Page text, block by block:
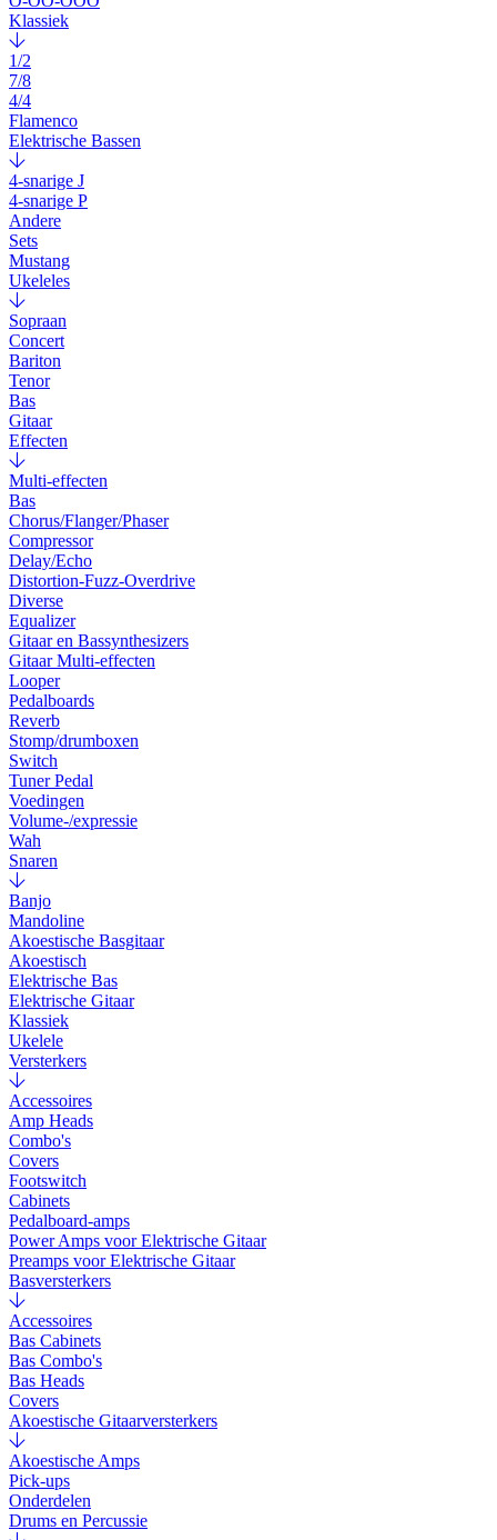
Klassiek
1/2
7/8
4/4
Flamenco
Elektrische Bassen
4-snarige J
4-snarige P
Andere
Sets
Mustang
Ukeleles
Sopraan
Concert
Bariton
Tenor
Bas
Gitaar
Effecten
Multi-effecten
Bas
Chorus/Flanger/Phaser
Compressor
Delay/Echo
Distortion-Fuzz-Overdrive
Diverse
Equalizer
Gitaar en Bassynthesizers
Gitaar Multi-effecten
Looper
Pedalboards
Reverb
Stomp/drumboxen
Switch
Tuner Pedal
Voedingen
Volume-/expressie
Wah
Snaren
Banjo
Mandoline
Akoestische Basgitaar
Akoestisch
Elektrische Bas
Elektrische Gitaar
Klassiek
Ukelele
Versterkers
Accessoires
Amp Heads
Combo's
Covers
Footswitch
Cabinets
Pedalboard-amps
Power Amps voor Elektrische Gitaar
Preamps voor Elektrische Gitaar
Basversterkers
Accessoires
Bas Cabinets
Bas Combo's
Bas Heads
Covers
Akoestische Gitaarversterkers
Akoestische Amps
Pick-ups
Onderdelen
Drums en Percussie